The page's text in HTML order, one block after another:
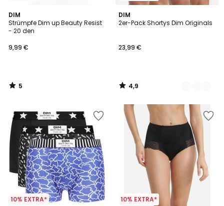
DIM
Strümpfe Dim up Beauty Resist
- 20 den
9,99 €
5
/
5
5
/
DIM
2er-Pack Shortys Dim Originals
23,99 €
4,9
/ 5
2
Farben
4,9
/
10% EXTRA* 10% EXTRA*